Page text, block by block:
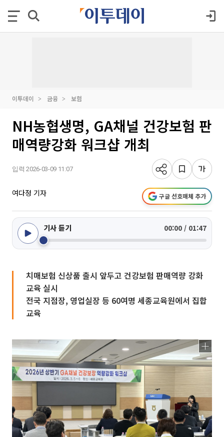
이투데이 금융 보험
NH농협생명, GA채널 건강보험 판
매역량강화 워크샵 개최
입력 2026-03-09 11:07
여다정 기자 구글 선호매체 추가
기사 듣기 00:00 / 01:47
치매보험 신상품 출시 앞두고 건강보험 판매역량 강화
교육 실시
전국 지점장, 영업실장 등 60여명 세종교육원에서 집합
교육